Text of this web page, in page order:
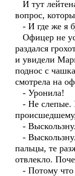
И тут
вопрос,
- И где же я
Офицер не
раздался
и увидели
поднос с
смотрела на
- Уронила!
- Не слепые.
-
-
пальцы, те
отвлекло.
- Потому что